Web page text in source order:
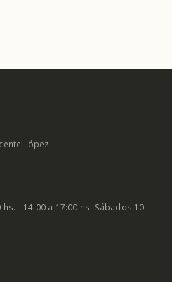
López
hs. - 14:00 a 17:00 hs. Sábados 10